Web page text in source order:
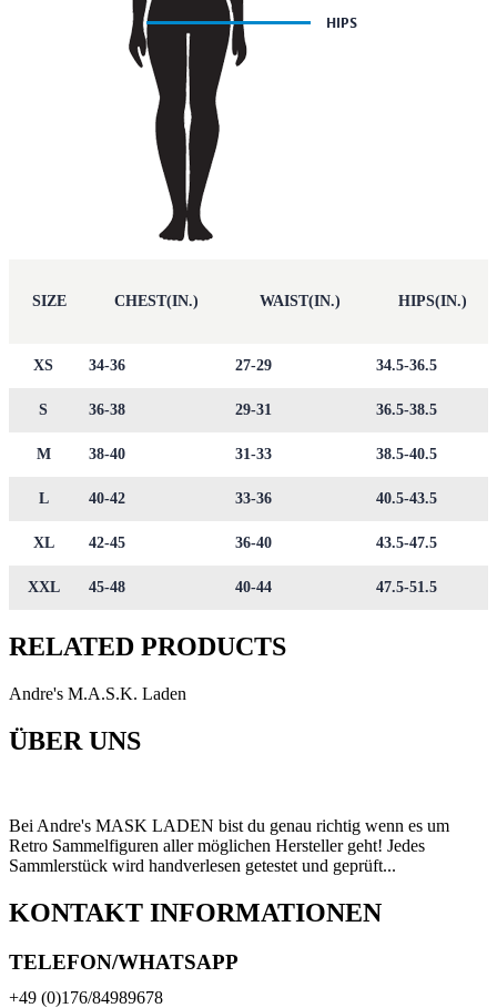
SIZE CHEST(IN.) WAIST(IN.) HIPS(IN.)
XS 34-36 27-29 34.5-36.5
S 36-38 29-31 36.5-38.5
M 38-40 31-33 38.5-40.5
L 40-42 33-36 40.5-43.5
XL 42-45 36-40 43.5-47.5
XXL 45-48 40-44 47.5-51.5
RELATED PRODUCTS
Andre's M.A.S.K. Laden
ÜBER UNS
Bei Andre's MASK LADEN bist du genau richtig wenn es um
Retro Sammelfiguren aller möglichen Hersteller geht! Jedes
Sammlerstück wird handverlesen getestet und geprüft...
KONTAKT INFORMATIONEN
TELEFON/WHATSAPP
+49 (0)176/84989678